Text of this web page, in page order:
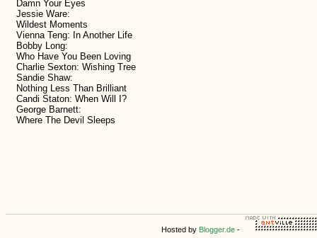
Damn Your Eyes
Jessie Ware:
Wildest Moments
Vienna Teng: In Another Life
Bobby Long:
Who Have You Been Loving
Charlie Sexton: Wishing Tree
Sandie Shaw:
Nothing Less Than Brilliant
Candi Staton: When Will I?
George Barnett:
Where The Devil Sleeps
Hosted by Blogger.de-